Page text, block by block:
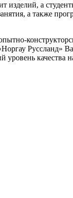
изделий, а
а также
качества